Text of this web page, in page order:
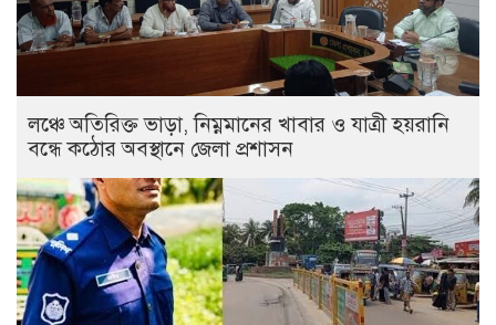
লঞ্চে অতিরিক্ত ভাড়া, নিম্নমানের খাবার ও যাত্রী হয়রানি
বন্ধে কঠোর অবস্থানে জেলা প্রশাসন